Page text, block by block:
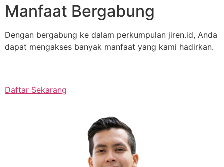
Manfaat Bergabung
Dengan bergabung ke dalam perkumpulan jiren.id, Anda
dapat mengakses banyak manfaat yang kami hadirkan.
Daftar Sekarang